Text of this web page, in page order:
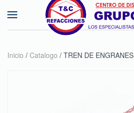
Skip to main content
Inicio / Catalogo / TREN DE ENGRANES